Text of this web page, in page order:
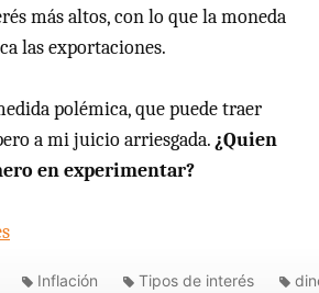
más altos, con lo que la moneda
las exportaciones.
polémica, que puede traer
a mi juicio arriesgada. ¿Quien
en experimentar?
Inflación Tipos de interés